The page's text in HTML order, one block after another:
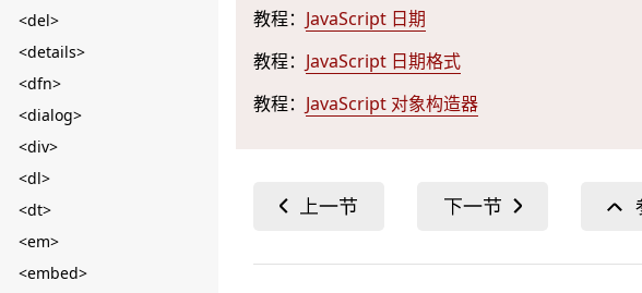
<del>
<details>
<dfn>
<dialog>
<div>
<dl>
<dt>
<em>
<embed>
教程： JavaScript 日期
教程： JavaScript 日期格式
教程： JavaScript 对象构造器